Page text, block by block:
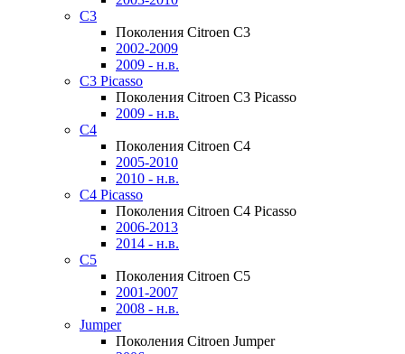
C3
Поколения Citroen C3
2002-2009
2009 - н.в.
C3 Picasso
Поколения Citroen C3 Picasso
2009 - н.в.
C4
Поколения Citroen C4
2005-2010
2010 - н.в.
C4 Picasso
Поколения Citroen C4 Picasso
2006-2013
2014 - н.в.
C5
Поколения Citroen C5
2001-2007
2008 - н.в.
Jumper
Поколения Citroen Jumper